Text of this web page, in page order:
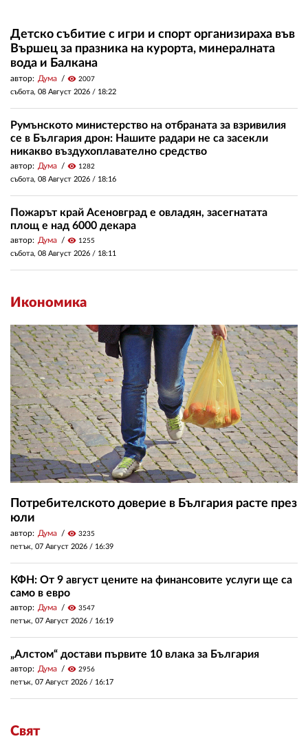
Детско събитие с игри и спорт организираха във
Вършец за празника на курорта, минералната
вода и Балкана
автор: Дума visibility 2007
събота, 08 Август 2026 / 18:22
Румънското министерство на отбраната за взривилия
се в България дрон: Нашите радари не са засекли
никакво въздухоплавателно средство
автор: Дума visibility 1282
събота, 08 Август 2026 / 18:16
Пожарът край Асеновград е овладян, засегнатата
площ е над 6000 декара
автор: Дума visibility 1255
събота, 08 Август 2026 / 18:11
Икономика
Потребителското доверие в България расте през
юли
автор: Дума visibility 3235
петък, 07 Август 2026 / 16:39
КФН: От 9 август цените на финансовите услуги ще са
само в евро
автор: Дума visibility 3547
петък, 07 Август 2026 / 16:19
„Алстом“ достави първите 10 влака за България
автор: Дума visibility 2956
петък, 07 Август 2026 / 16:17
Свят